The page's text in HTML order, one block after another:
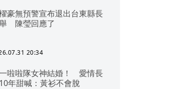
豪無預警宣布退出台東縣長
陳瑩回應了
20:34
啦啦隊女神結婚！ 愛情長
年甜喊：黃衫不會脫